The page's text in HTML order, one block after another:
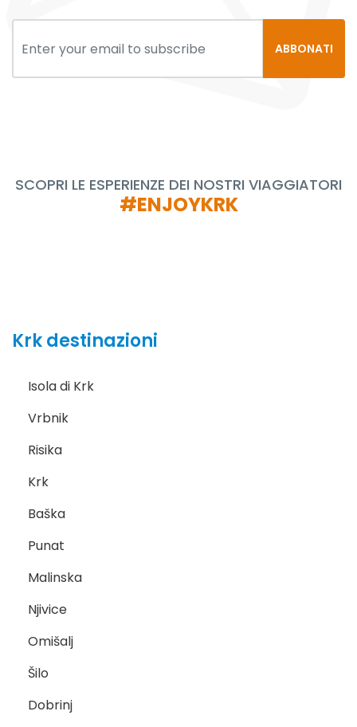
ABBONATI
SCOPRI LE ESPERIENZE DEI NOSTRI VIAGGIATORI
#ENJOYKRK
Krk destinazioni
Isola di Krk
Vrbnik
Risika
Krk
Baška
Punat
Malinska
Njivice
Omišalj
Šilo
Dobrinj